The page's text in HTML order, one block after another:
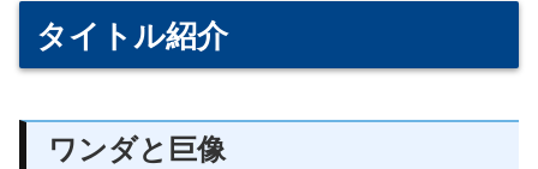
タイトル紹介
ワンダと巨像